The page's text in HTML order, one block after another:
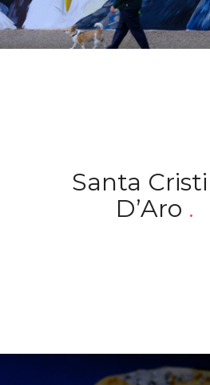
Santa
D’Aro .